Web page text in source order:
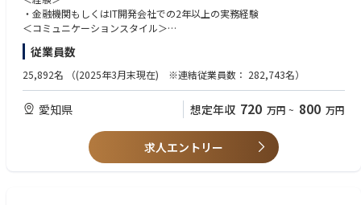
その中で、配属組織となる第三部１Ｇは、中部地区を拠点として、スキー
ム毎のアカウントの取り纏めを推進している部組織の役割を担っているシ
ステムエンジニアの部隊です。
②配属組織は社員40名規模、若手～ベテランまで幅広い年齢層が所属して
います。
主に顧客先にシステムエンジニアを配置し、お客様に対して極め細やかな
サービスを提供しています。
③配属先で関わるプロジェクトは、いずれも社会、金融を支えるシステム
に関するものであり、業務を通して社会インフラを支える役割を強く感じ
ることができます。
④顧客先業務となり基本出社する勤務形態となりますが、個別状況によっ
てスポットでのリモート勤務も調整可能です。
【最終学歴】
短大・専門卒以上
進していくことを期待しております。
実際のシステム維持保守・エンハンスをご担当いただきながら、当社から
提案の可能性がないかを顧客との課題調査の中から見出していき、さらな
る顧客への価値提供に向けて営業部隊や社内関連部署、ビジネスパートナ
ーと協業をしていきながら提案・受注／ビジネスの拡大を担っていただく
ことを期待。
・ 担当システムにおける顧客問合せ対応
・ 当該システム・関連システムのシステム改修に伴うエンハンス対
・金融機関もしくはIT開発会社での2年以上の実務経験
＜コミュニケーションスタイル＞
・周囲の関連者と積極的にコミュニケーションを取り、他者を巻き込んで
物事を進める意識や経験を有すること
【歓迎条件】
・システム対応の実務経験（開発、設計、維持保守のいずれか）
・金融機関での実務経験
【求める人物像】※期待行動・コンピテンシー等
【全職種共通（日立グループ コア・コンピテンシー）】
従業員数
25,892名 （(2025年3月末現在) ※連結従業員数： 282,743名）
愛知県 想定年収 720 万円 ~ 800 万円
求人エントリー